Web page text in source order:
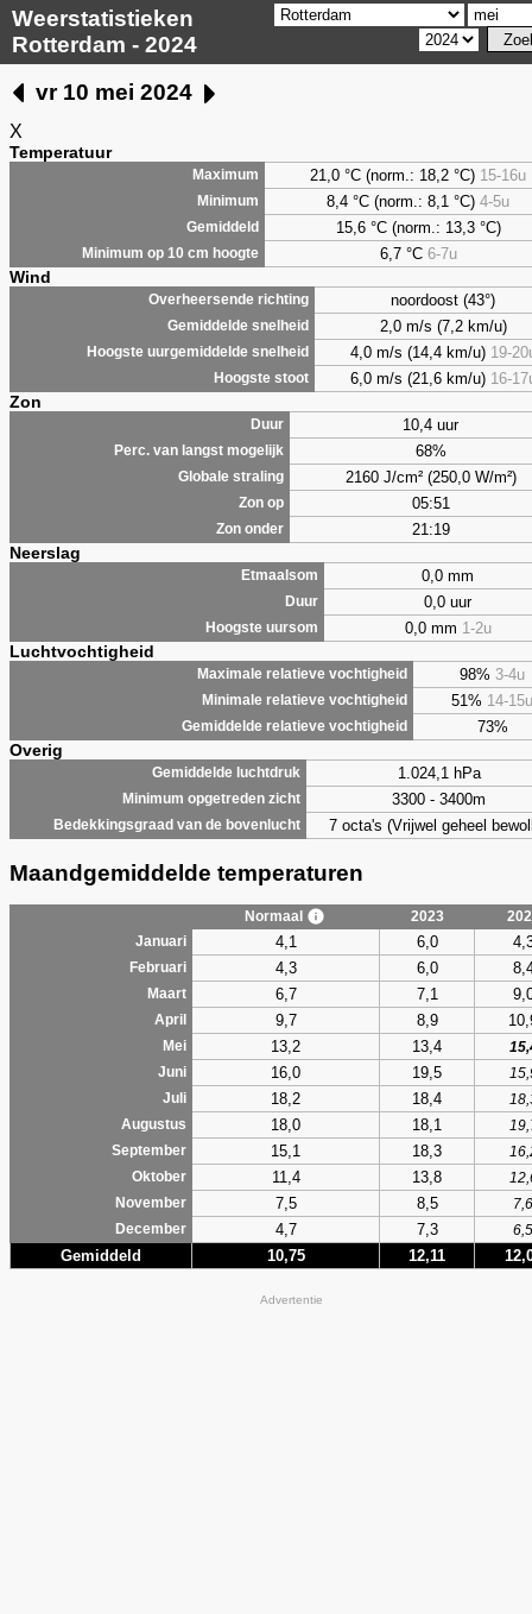
Weerstatistieken
Rotterdam - 2024
vr 10 mei 2024
X
Temperatuur
Maximum 21,0 °C (norm.: 18,2 °C) 15-16u
Minimum 8,4 °C (norm.: 8,1 °C) 4-5u
Gemiddeld 15,6 °C (norm.: 13,3 °C)
Minimum op 10 cm hoogte 6,7°C 6-7u
Wind
Overheersende richting noordoost (43°)
Gemiddelde snelheid 2,0 m/s (7,2 km/u)
Hoogste uurgemiddelde snelheid 4,0 m/s (14,4 km/u) 19-
Hoogste stoot 6,0 m/s (21,6 km/u) 16-
Zon
Duur 10,4 uur
Perc. van langst mogelijk 68%
Globale straling 2160 J/cm² (250,0 W/m²)
Zon op 05:51
Zon onder 21:19
Neerslag
Etmaalsom 0,0 mm
Duur 0,0 uur
Hoogste uursom 0,0 mm 1-2u
Luchtvochtigheid
Maximale relatieve vochtigheid 98% 3-4u
Minimale relatieve vochtigheid 51% 14-15u
Gemiddelde relatieve vochtigheid 73%
Overig
Gemiddelde luchtdruk 1.024,1 hPa
Minimum opgetreden zicht 3300 - 3400m
Bedekkingsgraad van de bovenlucht 7 octa's (Vrijwel geheel
Maandgemiddelde temperaturen
Normaal 2023
Januari
4,1 6,0
Februari 4,3 6,0
Maart 6,7 7,1
April 9,7 8,9
Mei 13,2 13,4
Juni
16,0 19,5
Juli
18,2 18,4
Augustus
18,0 18,1
September
15,1 18,3
Oktober
11,4 13,8
November
7,5 8,5
7,6
December
4,7 7,3 6,5
Gemiddeld 10,75 12,11
Advertentie